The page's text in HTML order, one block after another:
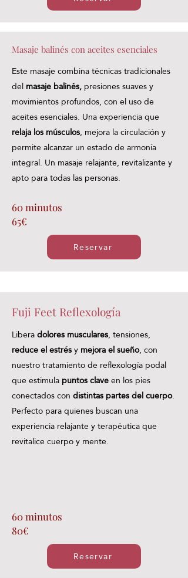
Masaje balinés con aceites esenciales
Este masaje combina técnicas tradicionales
delmasaje balinés,presiones suaves y
movimientos profundos, con el uso de
aceites esenciales. Una experiencia que
relaja los músculos, mejora la circulación y
permite alcanzar un estado de armonía
integral. Un masaje relajante, revitalizante y
apto para todas las personas.
60 minutos
65€
Reservar
Fuji Feet Reflexología
Liberadolores musculares, tensiones,
reduce el estrésymejora el sueño, con
nuestro tratamiento de reflexología podal
que estimulapuntos claveen los pies
conectados condistintas partes del cuerpo.
Perfecto para quienes buscan una
experiencia relajante y terapéutica que
revitalice cuerpo y mente.
60 minutos
80€
Reservar